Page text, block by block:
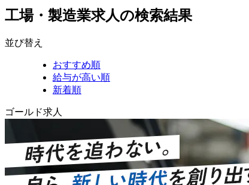
工場・製造業求人の検索結果
並び替え
おすすめ順
給与が高い順
新着順
ゴールド求人